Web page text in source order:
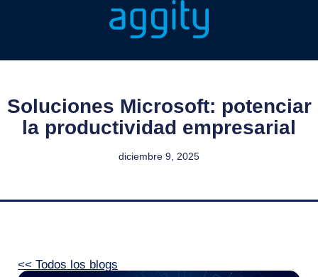
Soluciones Microsoft: potenciar
la productividad empresarial
diciembre 9, 2025
<< Todos los blogs